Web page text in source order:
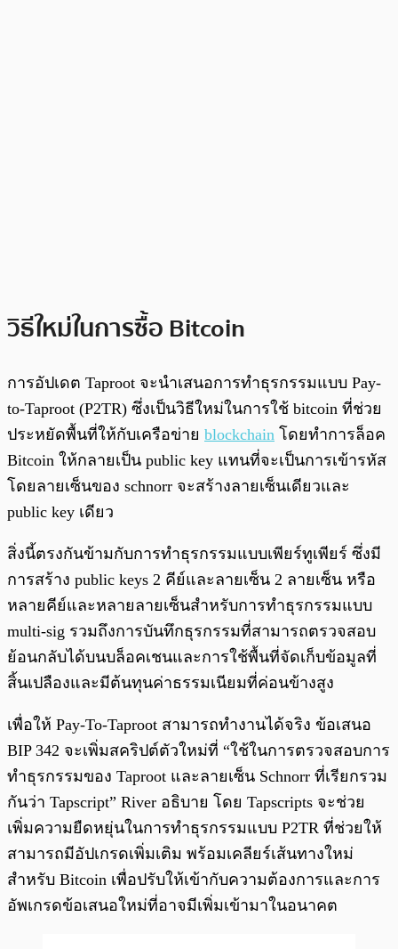
วิธีใหม่ในการซื้อ Bitcoin
การอัปเดต Taproot จะนำเสนอการทำธุรกรรมแบบ Pay-
to-Taproot (P2TR) ซึ่งเป็นวิธีใหม่ในการใช้ bitcoin ที่ช่วย
ประหยัดพื้นที่ให้กับเครือข่าย blockchain โดยทำการล็อค
Bitcoin ให้กลายเป็น public key แทนที่จะเป็นการเข้ารหัส
โดยลายเซ็นของ schnorr จะสร้างลายเซ็นเดียวและ
public key เดียว
สิ่งนี้ตรงกันข้ามกับการทำธุรกรรมแบบเพียร์ทูเพียร์ ซึ่งมี
การสร้าง public keys 2 คีย์และลายเซ็น 2 ลายเซ็น หรือ
หลายคีย์และหลายลายเซ็นสำหรับการทำธุรกรรมแบบ
multi-sig รวมถึงการบันทึกธุรกรรมที่สามารถตรวจสอบ
ย้อนกลับได้บนบล็อคเชนและการใช้พื้นที่จัดเก็บข้อมูลที่
สิ้นเปลืองและมีต้นทุนค่าธรรมเนียมที่ค่อนข้างสูง
เพื่อให้ Pay-To-Taproot สามารถทำงานได้จริง ข้อเสนอ
BIP 342 จะเพิ่มสคริปต์ตัวใหม่ที่ “ใช้ในการตรวจสอบการ
ทำธุรกรรมของ Taproot และลายเซ็น Schnorr ที่เรียกรวม
กันว่า Tapscript” River อธิบาย โดย Tapscripts จะช่วย
เพิ่มความยืดหยุ่นในการทำธุรกรรมแบบ P2TR ที่ช่วยให้
สามารถมีอัปเกรดเพิ่มเติม พร้อมเคลียร์เส้นทางใหม่
สำหรับ Bitcoin เพื่อปรับให้เข้ากับความต้องการและการ
อัพเกรดข้อเสนอใหม่ที่อาจมีเพิ่มเข้ามาในอนาคต